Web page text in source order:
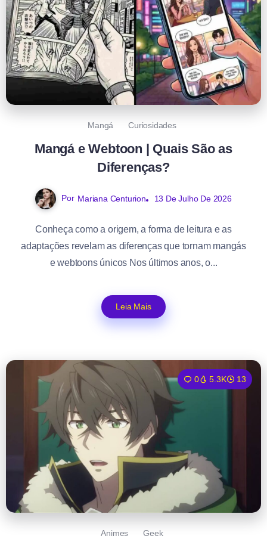
Mangá Curiosidades
Mangá e Webtoon | Quais São as
Diferenças?
Por Mariana Centurion 13 De Julho De 2026
Conheça como a origem, a forma de leitura e as
adaptações revelam as diferenças que tornam mangás
e webtoons únicos Nos últimos anos, o...
Leia Mais
0 5.3K 13
Animes Geek